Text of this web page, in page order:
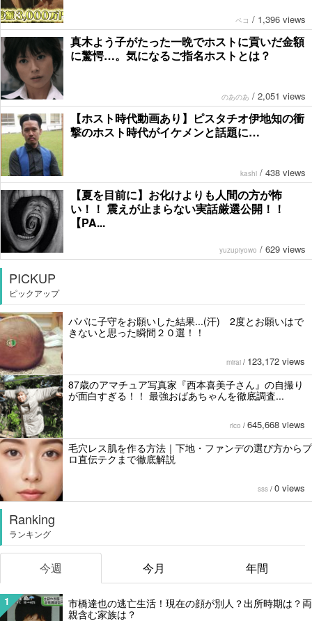
ペコ / 1,396 views
真木よう子がたった一晩でホストに貢いだ金額
に驚愕…。気になるご指名ホストとは？
のあのあ / 2,051 views
【ホスト時代動画あり】ピスタチオ伊地知の衝
撃のホスト時代がイケメンと話題に…
kashi / 438 views
【夏を目前に】お化けよりも人間の方が怖
い！！ 震えが止まらない実話厳選公開！！
【PA...
yuzupiyowo / 629 views
PICKUP
ピックアップ
パパに子守をお願いした結果...(汗) 2度とお願いはで
きないと思った瞬間２０選！！
mirai / 123,172 views
87歳のアマチュア写真家『西本喜美子さん』の自撮り
が面白すぎる！！ 最強おばあちゃんを徹底調査...
rico / 645,668 views
毛穴レス肌を作る方法｜下地・ファンデの選び方からプ
ロ直伝テクまで徹底解説
sss / 0 views
Ranking
ランキング
今週 今月 年間
1
市橋達也の逃亡生活！現在の顔が別人？出所時期は？両
親含む家族は？